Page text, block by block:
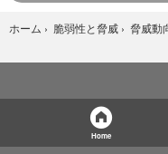
ホーム › 脆弱性と脅威 › 脅威動
Home